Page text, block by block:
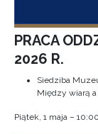
PRACA
2026 R.
Siedziba
Między wiarą a
Piątek, 1 maja –